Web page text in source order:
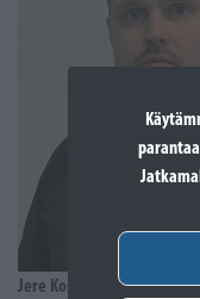
Jere Kostiander